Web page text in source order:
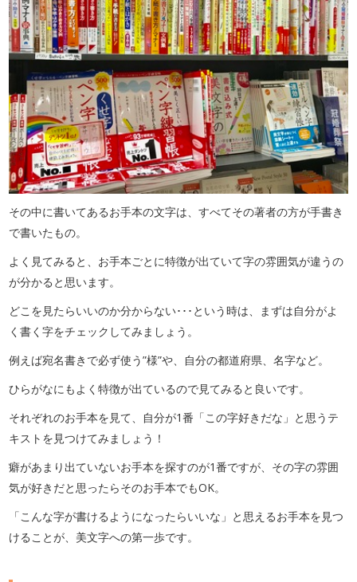
その中に書いてあるお手本の文字は、すべてその著者の方が手書き
で書いたもの。
よく見てみると、お手本ごとに特徴が出ていて字の雰囲気が違うの
が分かると思います。
どこを見たらいいのか分からない･･･という時は、まずは自分がよ
く書く字をチェックしてみましょう。
例えば宛名書きで必ず使う”様”や、自分の都道府県、名字など。
ひらがなにもよく特徴が出ているので見てみると良いです。
それぞれのお手本を見て、自分が1番「この字好きだな」と思うテ
キストを見つけてみましょう！
癖があまり出ていないお手本を探すのが1番ですが、その字の雰囲
気が好きだと思ったらそのお手本でもOK。
「こんな字が書けるようになったらいいな」と思えるお手本を見つ
けることが、美文字への第一歩です。